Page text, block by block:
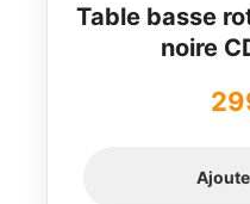
Table basse
noire